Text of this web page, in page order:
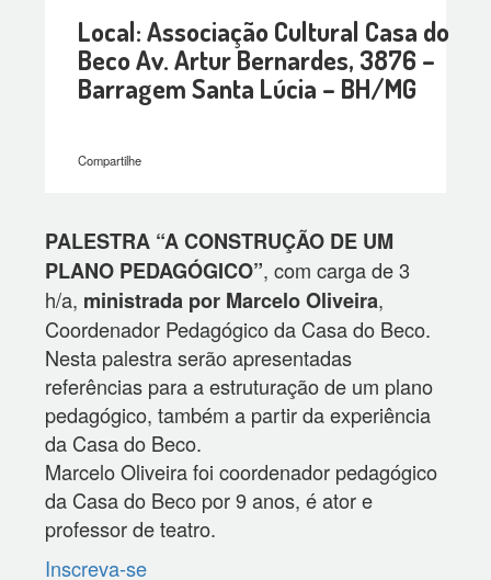
Local: Associação Cultural Casa do
Beco Av. Artur Bernardes, 3876 –
Barragem Santa Lúcia – BH/MG
Compartilhe
PALESTRA “A CONSTRUÇÃO DE UM
PLANO PEDAGÓGICO”, com carga de 3
h/a, ministrada por Marcelo Oliveira,
Coordenador Pedagógico da Casa do Beco.
Nesta palestra serão apresentadas
referências para a estruturação de um plano
pedagógico, também a partir da experiência
da Casa do Beco.
Marcelo Oliveira foi coordenador pedagógico
da Casa do Beco por 9 anos, é ator e
professor de teatro.
Inscreva-se